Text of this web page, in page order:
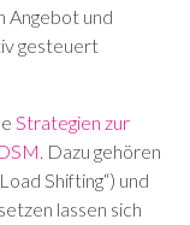
Angebot und
gesteuert
Strategien zur
Dazu gehören
Shifting“) und
lassen sich